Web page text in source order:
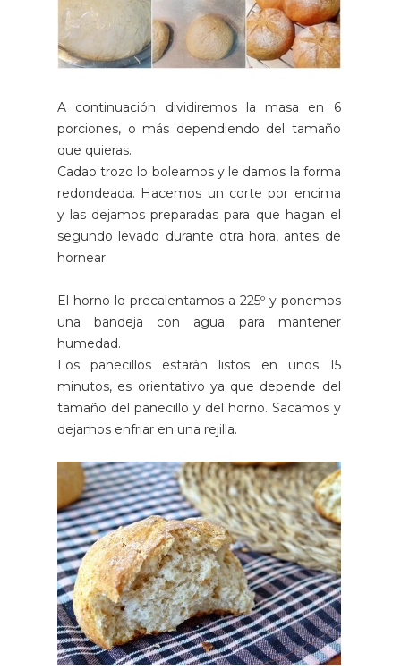
A continuación dividiremos la masa en 6
porciones, o más dependiendo del tamaño
que quieras.
Cadao trozo lo boleamos y le damos la forma
redondeada. Hacemos un corte por encima
y las dejamos preparadas para que hagan el
segundo levado durante otra hora, antes de
hornear.
El horno lo precalentamos a 225º y ponemos
una bandeja con agua para mantener
humedad.
Los panecillos estarán listos en unos 15
minutos, es orientativo ya que depende del
tamaño del panecillo y del horno. Sacamos y
dejamos enfriar en una rejilla.